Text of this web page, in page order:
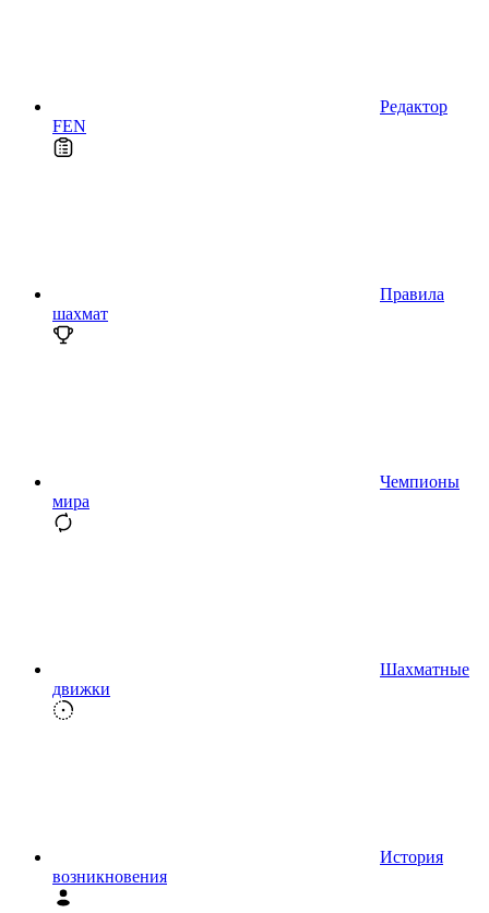
Редактор
FEN
Правила
шахмат
Чемпионы
мира
Шахматные
движки
История
возникновения